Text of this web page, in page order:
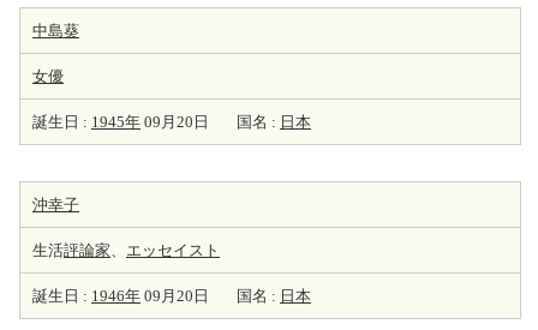
中島葵
女優
誕生日 : 1945年 09月20日 国名 : 日本
沖幸子
生活評論家、 エッセイスト
誕生日 : 1946年 09月20日 国名 : 日本